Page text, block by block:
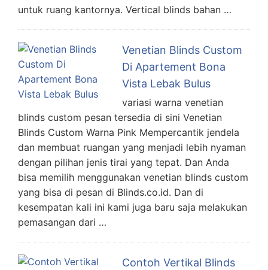
untuk ruang kantornya. Vertical blinds bahan …
Venetian Blinds Custom
Di Apartement Bona
Vista Lebak Bulus
variasi warna venetian
blinds custom pesan tersedia di sini Venetian
Blinds Custom Warna Pink Mempercantik jendela
dan membuat ruangan yang menjadi lebih nyaman
dengan pilihan jenis tirai yang tepat. Dan Anda
bisa memilih menggunakan venetian blinds custom
yang bisa di pesan di Blinds.co.id. Dan di
kesempatan kali ini kami juga baru saja melakukan
pemasangan dari …
Contoh Vertikal Blinds